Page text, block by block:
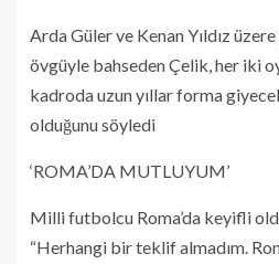
Arda Güler ve Kenan Yıldız
övgüyle bahseden Çelik, her iki
kadroda uzun yıllar forma
olduğunu söyledi
‘ROMA’DA MUTLUYUM’
Milli futbolcu Roma’da keyifli
“Herhangi bir teklif almadım.